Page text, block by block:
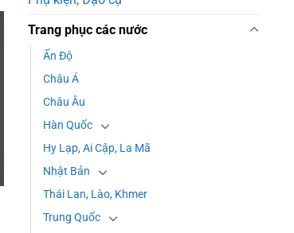
Trang phục các nước
Ấn Độ
Châu Á
Châu Âu
Hàn Quốc
Hy Lạp, Ai Cập, La Mã
Nhật Bản
Thái Lan, Lào, Khmer
Trung Quốc